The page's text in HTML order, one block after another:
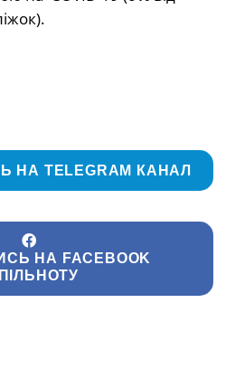
НА TELEGRAM КАНАЛ
НА FACEBOOK